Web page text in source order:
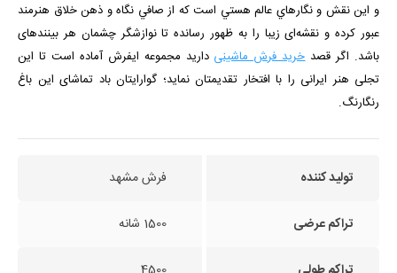
و اين نقش و نگارهاي عالم هستي است كه از صافي نگاه و ذهن خلاق هنرمند
عبور كرده و نقشه‌ای زیبا را به ظهور رسانده تا نوازشگر چشمان هر بیننده­ای
باشد. اگر قصدخرید فرش ماشینی دارید مجموعه ایفرش آماده است تا این
تجلی هنر ایرانی را با افتخار تقدیمتان نماید؛ گوارایتان باد تماشای این باغ
رنگارنگ.
تولید کننده فرش مشهد
تراکم عرضی 1500 شانه